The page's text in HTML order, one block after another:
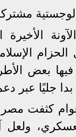
لوجستية
الأخيرة
الحزام
فيها بعض
جليًا عبر
كثفت مصر
ولعل